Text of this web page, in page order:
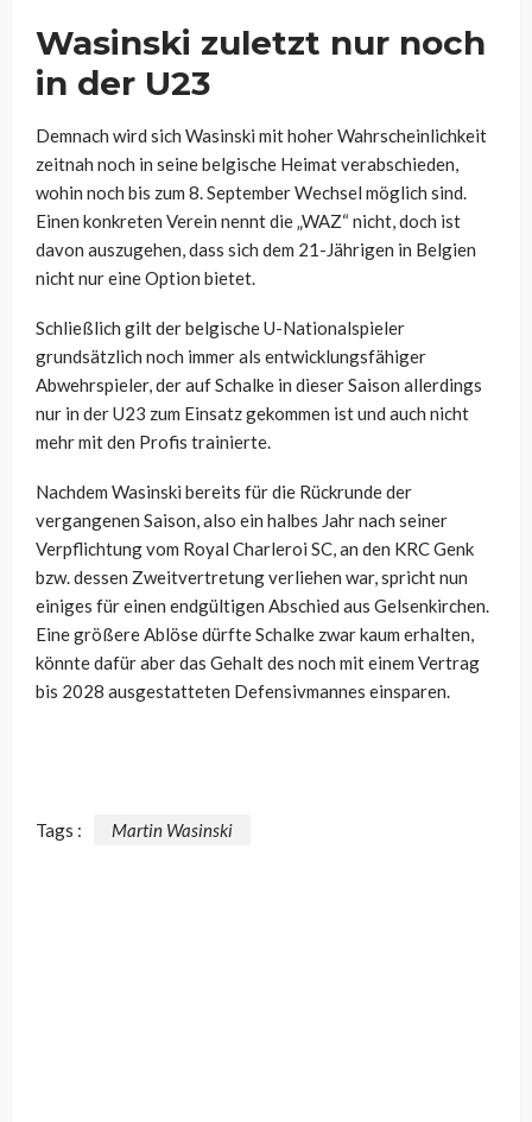
Wasinski zuletzt nur noch
in der U23
Demnach wird sich Wasinski mit hoher Wahrscheinlichkeit
zeitnah noch in seine belgische Heimat verabschieden,
wohin noch bis zum 8. September Wechsel möglich sind.
Einen konkreten Verein nennt die „WAZ“ nicht, doch ist
davon auszugehen, dass sich dem 21-Jährigen in Belgien
nicht nur eine Option bietet.
Schließlich gilt der belgische U-Nationalspieler
grundsätzlich noch immer als entwicklungsfähiger
Abwehrspieler, der auf Schalke in dieser Saison allerdings
nur in der U23 zum Einsatz gekommen ist und auch nicht
mehr mit den Profis trainierte.
Nachdem Wasinski bereits für die Rückrunde der
vergangenen Saison, also ein halbes Jahr nach seiner
Verpflichtung vom Royal Charleroi SC, an den KRC Genk
bzw. dessen Zweitvertretung verliehen war, spricht nun
einiges für einen endgültigen Abschied aus Gelsenkirchen.
Eine größere Ablöse dürfte Schalke zwar kaum erhalten,
könnte dafür aber das Gehalt des noch mit einem Vertrag
bis 2028 ausgestatteten Defensivmannes einsparen.
Tags : Martin Wasinski